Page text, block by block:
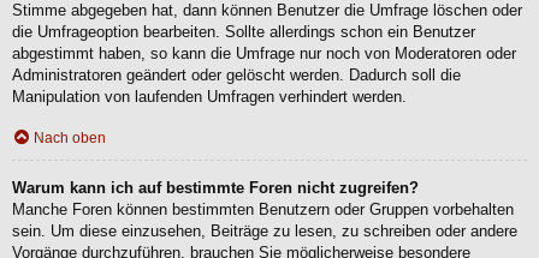
Stimme abgegeben hat, dann können Benutzer die Umfrage löschen oder
die Umfrageoption bearbeiten. Sollte allerdings schon ein Benutzer
abgestimmt haben, so kann die Umfrage nur noch von Moderatoren oder
Administratoren geändert oder gelöscht werden. Dadurch soll die
Manipulation von laufenden Umfragen verhindert werden.
Nach oben
Warum kann ich auf bestimmte Foren nicht zugreifen?
Manche Foren können bestimmten Benutzern oder Gruppen vorbehalten
sein. Um diese einzusehen, Beiträge zu lesen, zu schreiben oder andere
Vorgänge durchzuführen, brauchen Sie möglicherweise besondere